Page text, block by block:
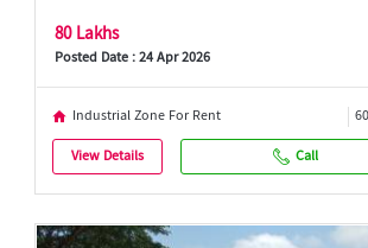
80 Lakhs
Posted Date : 24 Apr 2026
Industrial Zone For Rent
View Details Call